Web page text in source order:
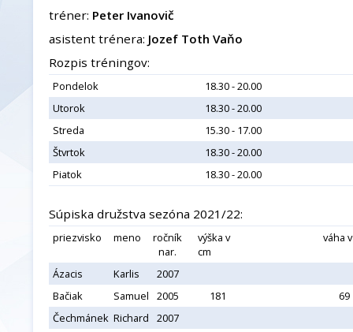
tréner: Peter Ivanovič
asistent trénera: Jozef Toth Vaňo
Rozpis tréningov:
Pondelok
18.30 - 20.00
Utorok
18.30 - 20.00
Streda
15.30 - 17.00
Štvrtok
18.30 - 20.00
Piatok
18.30 - 20.00
Súpiska družstva sezóna 2021/22:
priezvisko meno
ročník
nar.
výška v
cm
váha
Ázacis Karlis
2007
Bačiak
Samuel 2005 181
69
Čechmánek Richard
2007